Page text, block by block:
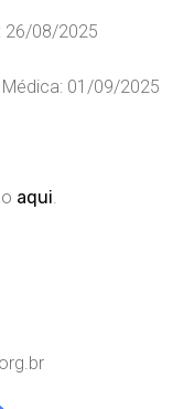
26/08/2025
01/09/2025
aqui.